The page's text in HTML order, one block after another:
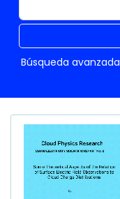
Búsqueda avanzada